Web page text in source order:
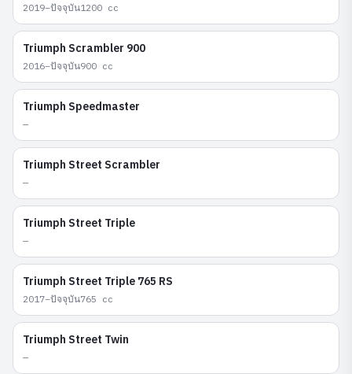
2019–ปัจจุบัน1200 cc
Triumph Scrambler 900
2016–ปัจจุบัน900 cc
Triumph Speedmaster
—
Triumph Street Scrambler
—
Triumph Street Triple
—
Triumph Street Triple 765 RS
2017–ปัจจุบัน765 cc
Triumph Street Twin
—